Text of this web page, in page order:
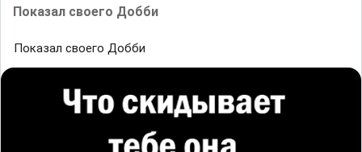
Показал своего Добби
Показал своего Добби